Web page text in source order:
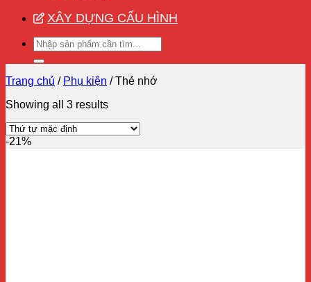
XÂY DỰNG CẤU HÌNH
Tìm
kiếm:
Trang chủ / Phụ kiện /Thẻ nhớ
Showing all 3 results
-21%